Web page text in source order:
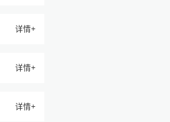
详情+
详情+
详情+